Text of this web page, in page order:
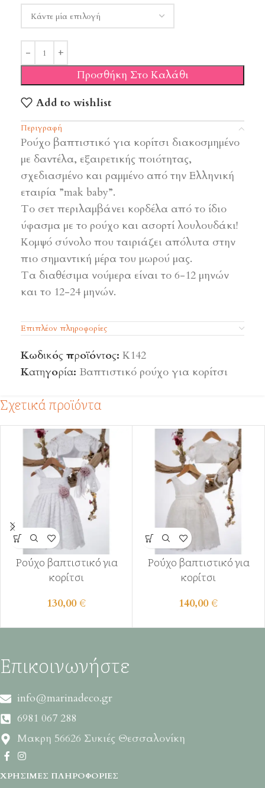
Προσθήκη Στο Καλάθι
Add to wishlist
Περιγραφή
Ρούχο βαπτιστικό για κορίτσι διακοσμημένο
με δαντέλα, εξαιρετικής ποιότητας,
σχεδιασμένο και ραμμένο από την Ελληνική
εταιρία ”mak baby”.
Το σετ περιλαμβάνει κορδέλα από το ίδιο
ύφασμα με το ρούχο και ασορτί λουλουδάκι!
Κομψό σύνολο που ταιριάζει απόλυτα στην
πιο σημαντική μέρα του μωρού μας.
Τα διαθέσιμα νούμερα είναι το 6-12 μηνών
και το 12-24 μηνών.
Επιπλέον πληροφορίες
Κωδικός προϊόντος: Κ142
Κατηγορία: Βαπτιστικό ρούχο για κορίτσι
Σχετικά προϊόντα
Ρούχο βαπτιστικό για
κορίτσι
130,00€
Ρούχο βαπτιστικό για
κορίτσι
140,00€
Επικοινωνήστε
info@marinadeco.gr
6981 067 288
Μακρη 56626 Συκιές Θεσσαλονίκη
ΧΡΉΣΙΜΕΣ ΠΛΗΡΟΦΟΡΊΕΣ